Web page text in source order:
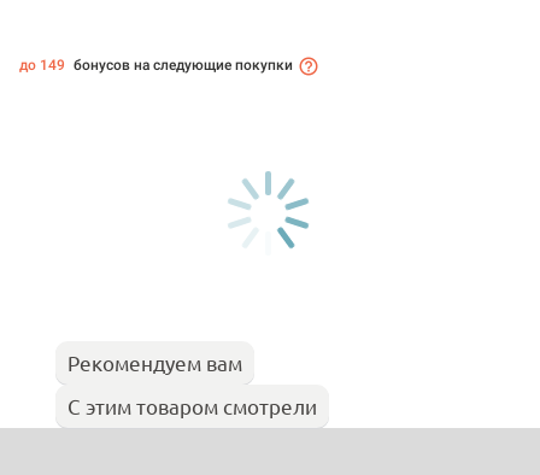
до 149 бонусов на следующие покупки
Рекомендуем вам
С этим товаром смотрели